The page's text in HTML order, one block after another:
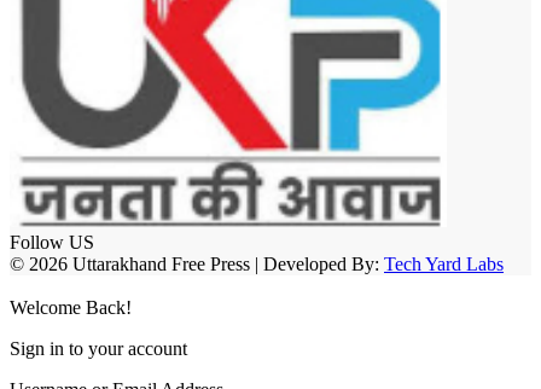
Follow US
© 2026 Uttarakhand Free Press | Developed By: Tech Yard Labs
Welcome Back!
Sign in to your account